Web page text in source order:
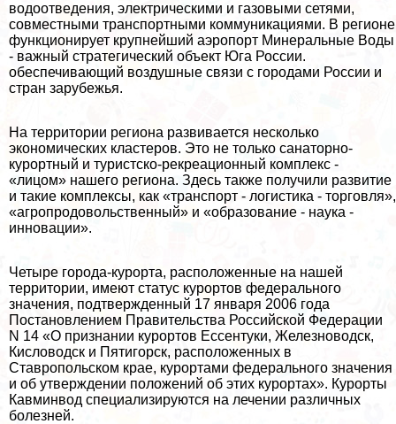
водоотведения, электрическими и газовыми сетями,
совместными трaнcпортными коммуникациями. В регионе
функционирует крупнейший аэропорт Минеральные Воды
- важный стратегический объект Юга России.
обеспечивающий воздушные связи с городами России и
стран зарубежья.
На территории региона развивается несколько
экономических кластеров. Это не только санаторно-
курортный и туристско-рекреационный комплекс -
«лицом» нашего региона. Здесь также получили развитие
и такие комплексы, как «трaнcпорт - логистика - торговля»,
«агропродовольственный» и «образование - наука -
инновации».
Четыре города-курорта, расположенные на нашей
территории, имеют статус курортов федерального
значения, подтвержденный 17 января 2006 года
Постановлением Правительства Российской Федерации
N 14 «О признании курортов Ессентуки, Железноводск,
Кисловодск и Пятигорск, расположенных в
Ставропольском крае, курортами федерального значения
и об утверждении положений об этих курортах». Курорты
Кавминвод специализируются на лечении различных
болезней.